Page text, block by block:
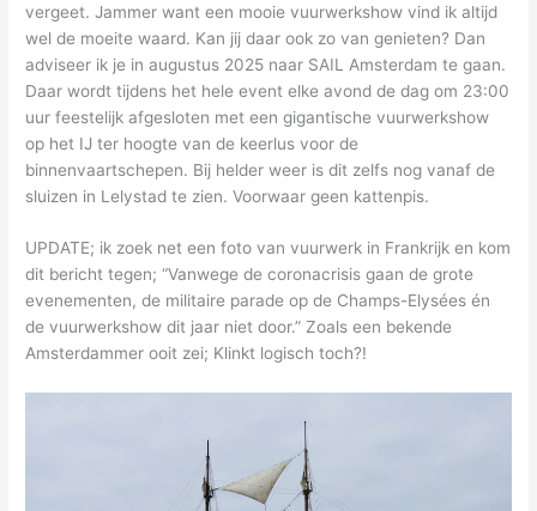
vergeet. Jammer want een mooie vuurwerkshow vind ik altijd
wel de moeite waard. Kan jij daar ook zo van genieten? Dan
adviseer ik je in augustus 2025 naar SAIL Amsterdam te gaan.
Daar wordt tijdens het hele event elke avond de dag om 23:00
uur feestelijk afgesloten met een gigantische vuurwerkshow
op het IJ ter hoogte van de keerlus voor de
binnenvaartschepen. Bij helder weer is dit zelfs nog vanaf de
sluizen in Lelystad te zien. Voorwaar geen kattenpis.
UPDATE; ik zoek net een foto van vuurwerk in Frankrijk en kom
dit bericht tegen; “Vanwege de coronacrisis gaan de grote
evenementen, de militaire parade op de Champs-Elysées én
de vuurwerkshow dit jaar niet door.” Zoals een bekende
Amsterdammer ooit zei; Klinkt logisch toch?!